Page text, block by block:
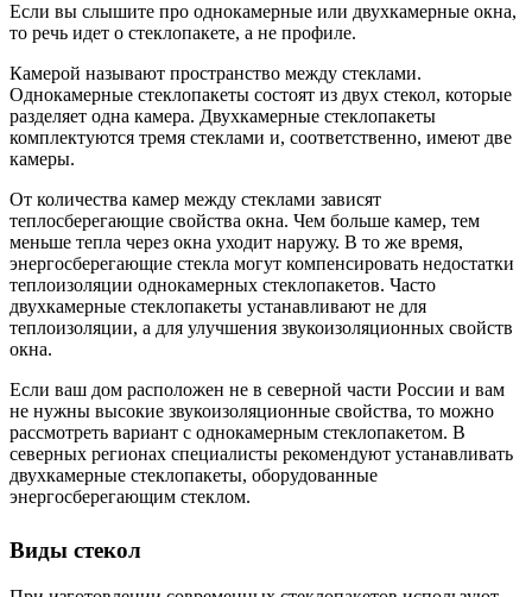
Если вы слышите про однокамерные или двухкамерные окна,
то речь идет о стеклопакете, а не профиле.
Камерой называют пространство между стеклами.
Однокамерные стеклопакеты состоят из двух стекол, которые
разделяет одна камера. Двухкамерные стеклопакеты
комплектуются тремя стеклами и, соответственно, имеют две
камеры.
От количества камер между стеклами зависят
теплосберегающие свойства окна. Чем больше камер, тем
меньше тепла через окна уходит наружу. В то же время,
энергосберегающие стекла могут компенсировать недостатки
теплоизоляции однокамерных стеклопакетов. Часто
двухкамерные стеклопакеты устанавливают не для
теплоизоляции, а для улучшения звукоизоляционных свойств
окна.
Если ваш дом расположен не в северной части России и вам
не нужны высокие звукоизоляционные свойства, то можно
рассмотреть вариант с однокамерным стеклопакетом. В
северных регионах специалисты рекомендуют устанавливать
двухкамерные стеклопакеты, оборудованные
энергосберегающим стеклом.
Виды стекол